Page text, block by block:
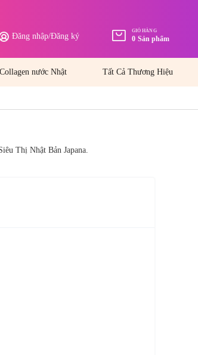
Đăng nhập/Đăng ký
GIỎ HÀNG
0 Sản phẩm
Collagen nước Nhật Tất Cả Thương Hiệu
Thị Nhật Bản Japana.